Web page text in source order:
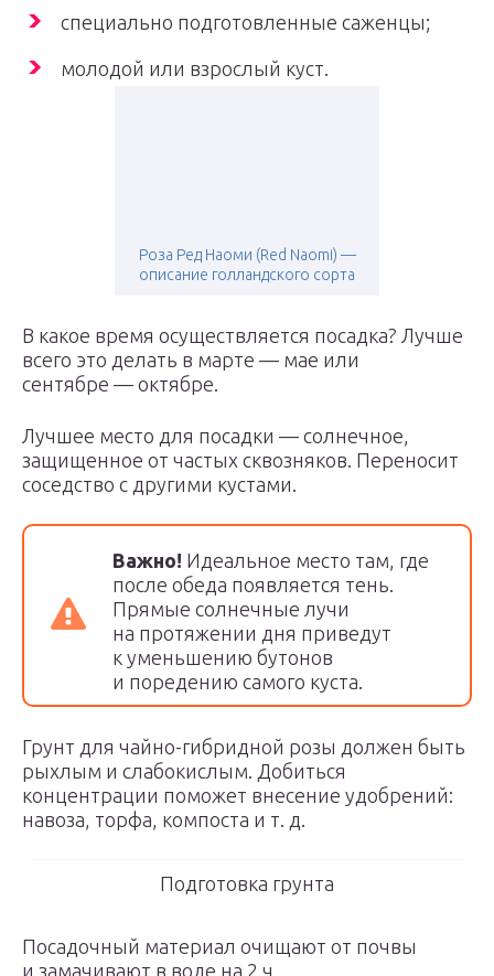
специально подготовленные саженцы;
молодой или взрослый куст.
Роза Ред Наоми (Red Naomi) —
описание голландского сорта
В какое время осуществляется посадка? Лучше
всего это делать в марте — мае или
сентябре — октябре.
Лучшее место для посадки — солнечное,
защищенное от частых сквозняков. Переносит
соседство с другими кустами.
Важно! Идеальное место там, где
после обеда появляется тень.
Прямые солнечные лучи
на протяжении дня приведут
к уменьшению бутонов
и поредению самого куста.
Грунт для чайно-гибридной розы должен быть
рыхлым и слабокислым. Добиться
концентрации поможет внесение удобрений:
навоза, торфа, компоста и т. д.
Подготовка грунта
Посадочный материал очищают от почвы
и замачивают в воде на 2 ч.